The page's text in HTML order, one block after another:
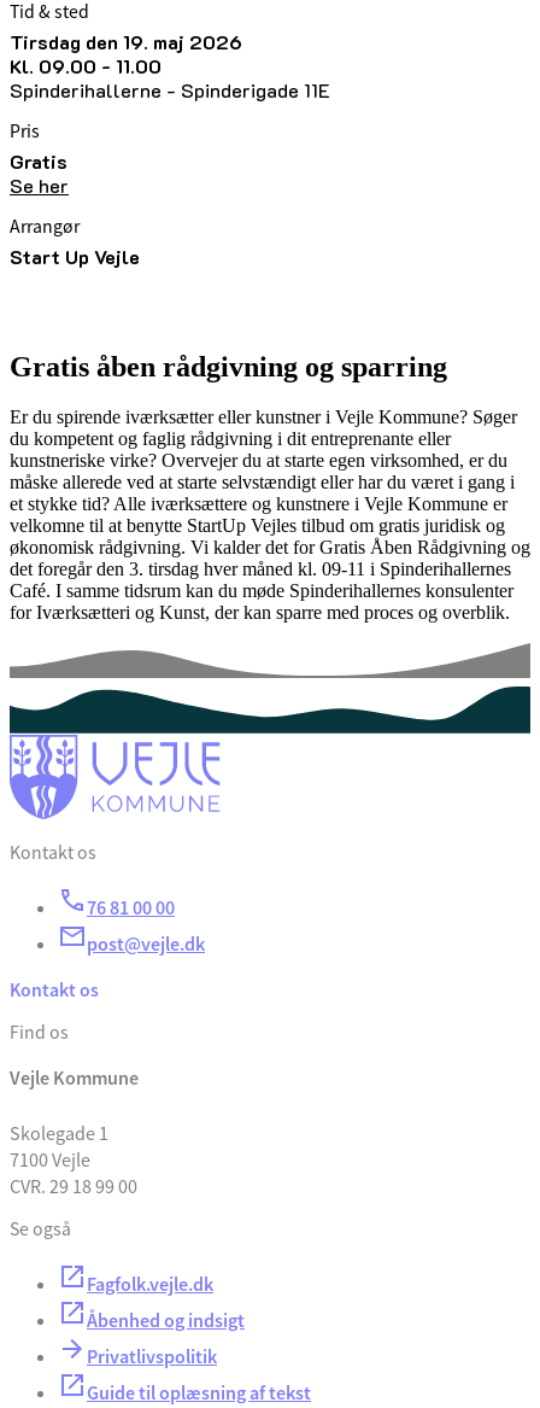
Tid & sted
tirsdag den 19. maj 2026
kl. 09.00 - 11.00
Spinderihallerne - Spinderigade 11E
Pris
Gratis
Se her
Arrangør
Start Up Vejle
Gratis åben rådgivning og sparring
Er du spirende iværksætter eller kunstner i Vejle Kommune? Søger
du kompetent og faglig rådgivning i dit entreprenante eller
kunstneriske virke? Overvejer du at starte egen virksomhed, er du
måske allerede ved at starte selvstændigt eller har du været i gang i
et stykke tid? Alle iværksættere og kunstnere i Vejle Kommune er
velkomne til at benytte StartUp Vejles tilbud om gratis juridisk og
økonomisk rådgivning. Vi kalder det for Gratis Åben Rådgivning og
det foregår den 3. tirsdag hver måned kl. 09-11 i Spinderihallernes
Café. I samme tidsrum kan du møde Spinderihallernes konsulenter
for Iværksætteri og Kunst, der kan sparre med proces og overblik.
Kontakt os
76 81 00 00
post@vejle.dk
Kontakt os
Find os
Vejle Kommune
Skolegade 1
7100 Vejle
CVR. 29 18 99 00
Se også
Fagfolk.vejle.dk
Åbenhed og indsigt
Privatlivspolitik
Guide til oplæsning af tekst